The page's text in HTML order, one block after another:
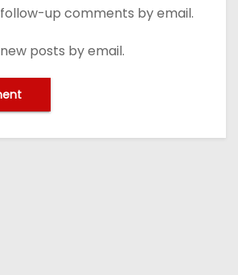
up comments by email.
posts by email.